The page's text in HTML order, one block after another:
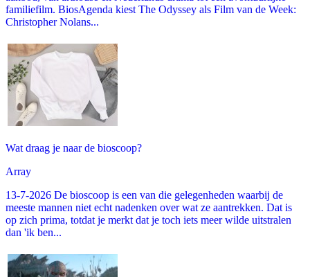
familiefilm. BiosAgenda kiest The Odyssey als Film van de Week:
Christopher Nolans...
Wat draag je naar de bioscoop?
Array
13-7-2026 De bioscoop is een van die gelegenheden waarbij de
meeste mannen niet echt nadenken over wat ze aantrekken. Dat is
op zich prima, totdat je merkt dat je toch iets meer wilde uitstralen
dan 'ik ben...